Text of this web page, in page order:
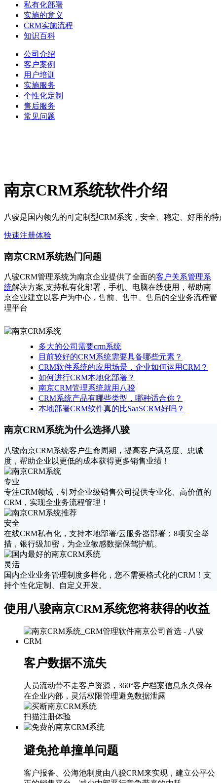
私有化部署
实施的意义
CRM实施流程
知识百科
公司介绍
客户案例
用户培训
实施服务
个性化定制
售后服务
常见问题
南京CRM系统软件介绍
八骏是国内领先的可定制型CRM系统，安全、稳定、好用的
快速注册体验
南京CRM系统热门问题
八骏CRM管理系统为南京企业提供了全面的客户关系管理系
统解决方案,支持私有化部署，手机、电脑在线使用，帮助南
京企业建立以客户为中心，售前、售中、售后的全业务流程管
理平台
多大的公司需要crm系统
​目前较好的CRM系统需要具备哪些元素？
CRM软件系统的应用场景，企业如何运用CRM？
如何进行CRM本地化部署？
南京CRM管理系统就用八骏
CRM系统产品有哪些类型，哪种适合你？
本地部署CRM软件真的比SaaSCRM好吗？
南京CRM系统为什么选择八骏
八骏南京CRM系统客户生命周期，提高客户满意度、忠诚
度，帮助企业以更低的成本获得更多销售业绩！
专业
专注CRM领域，针对企业级销售公司提供专业化、高价值的
CRM，实现全业务流程管理！
安全
在线CRM私有化，支持本地部署/云服务器部署；8项安全举
措，银行级加密，为企业敏感数据保驾护航。
灵活
国内企业业务管理制度多样化，您不需要格式化的CRM！支
持个性化定制、自定义开发。
使用八骏南京CRM系统您将获得的收益
客户数据不流失
人员流动带不走客户资源，360°客户档案信息永久保存
在企业内部，灵活权限管理避免数据泄露
扫描注册体验
避免抢单撞单问题
客户报备、公海池制度由八骏CRM来实现，建立公平公